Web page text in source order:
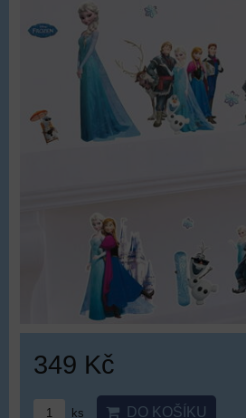
349 Kč
ks DO KOŠÍKU